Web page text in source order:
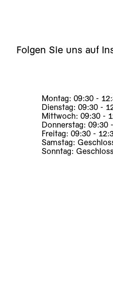
Folgen Sie uns auf
Montag: 09:30 -
Dienstag: 09:30 -
Mittwoch: 09:30 -
Donnerstag: 09:30
Freitag: 09:30 -
Samstag:
Sonntag: